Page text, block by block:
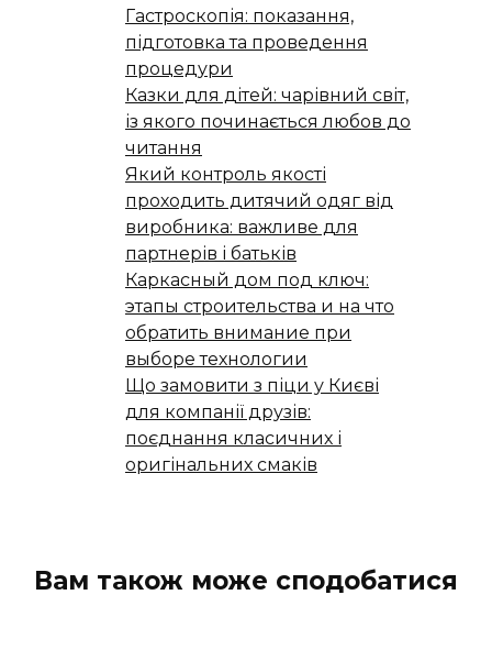
Гастроскопія: показання,
підготовка та проведення
процедури
Казки для дітей: чарівний світ,
із якого починається любов до
читання
Який контроль якості
проходить дитячий одяг від
виробника: важливе для
партнерів і батьків
Каркасный дом под ключ:
этапы строительства и на что
обратить внимание при
выборе технологии
Що замовити з піци у Києві
для компанії друзів:
поєднання класичних і
оригінальних смаків
Вам також може сподобатися